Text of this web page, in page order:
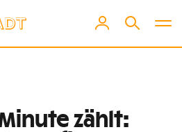
zählt: